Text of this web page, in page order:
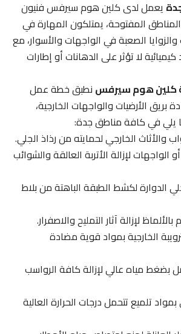
يعمل لدى كلين هوم سيرفس فنيون
المفتوحة، يمتلكون المهارة في
الصعبة في الواجهات والأسوار، مع
لا تؤثر على الدهانات أو إطارات
هوم سيرفسنطبق خطة عمل
الأرضيات والواجهات الخارجية،
في كافة مناطق جدة:
الخارجي لحمايته من رذاذ الجلي.
لإزالة الأتربة العالقة والشوائب
لكشط الطبقة الباهتة من بلاط
لإزالة آثار التمليح والاصفرار.
الخارجية بمواد قوية مضادة
مياه عالي لإزالة كافة الرواسب
تلميع تتحمل درجات الحرارة العالية